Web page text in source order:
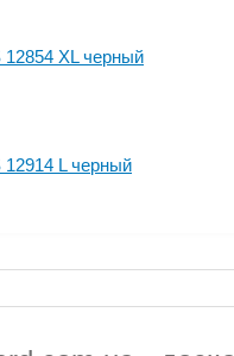
XL черный
L черный